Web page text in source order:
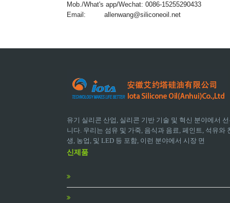
Mob./What's app/Wechat: 0086-15255290433
Email: allenwang@siliconeoil.net
유기 실리콘 산업, 실리콘 기반 기술 및 혁신 분야에서
니다. 우리는 섬유 및 가죽, 음식과 음료, 페인트, 석유
생, 농업, 및 LED 등 포함, 이런 분야에서 시장 면
신제품